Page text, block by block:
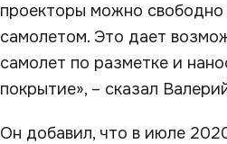
проекторы можно
самолетом. Это дает
самолет по разметке и
покрытие», – сказал
Он добавил, что в июле